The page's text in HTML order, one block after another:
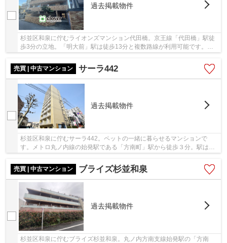
過去掲載物件
杉並区和泉に佇むライオンズマンション代田橋。京王線「代田橋」駅徒
歩3分の立地。「明大前」駅は徒歩13分と複数路線が利用可能です。周
売買 | 中古マンション
サーラ442
過去掲載物件
杉並区和泉に佇むサーラ442。ペットの一緒に暮らせるマンションで
す。メトロ丸ノ内線の始発駅である「方南町」駅から徒歩３分。駅はも
売買 | 中古マンション
ブライズ杉並和泉
過去掲載物件
杉並区和泉に佇むブライズ杉並和泉。丸ノ内方南支線始発駅の「方南